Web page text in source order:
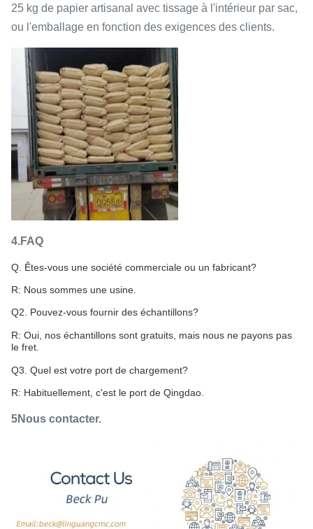
25 kg de papier artisanal avec tissage à l'intérieur par sac,
ou l'emballage en fonction des exigences des clients.
4.FAQ
Q. Êtes-vous une société commerciale ou un fabricant?
R: Nous sommes une usine.
Q2. Pouvez-vous fournir des échantillons?
R: Oui, nos échantillons sont gratuits, mais nous ne payons pas
le fret.
Q3. Quel est votre port de chargement?
R: Habituellement, c'est le port de Qingdao.
5Nous contacter.